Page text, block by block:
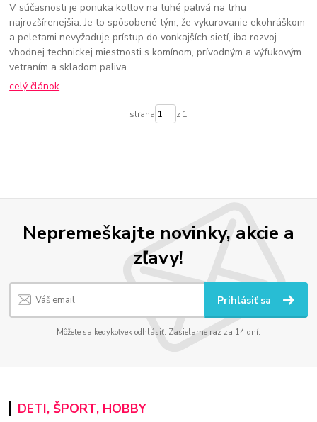
V súčasnosti je ponuka kotlov na tuhé palivá na trhu
najrozšírenejšia. Je to spôsobené tým, že vykurovanie ekohráškom
a peletami nevyžaduje prístup do vonkajších sietí, iba rozvoj
vhodnej technickej miestnosti s komínom, prívodným a výfukovým
vetraním a skladom paliva.
celý článok
strana z 1
Nepremeškajte novinky, akcie a
zľavy!
Prihlásiť sa
Môžete sa kedykoľvek odhlásiť. Zasielame raz za 14 dní.
DETI, ŠPORT, HOBBY